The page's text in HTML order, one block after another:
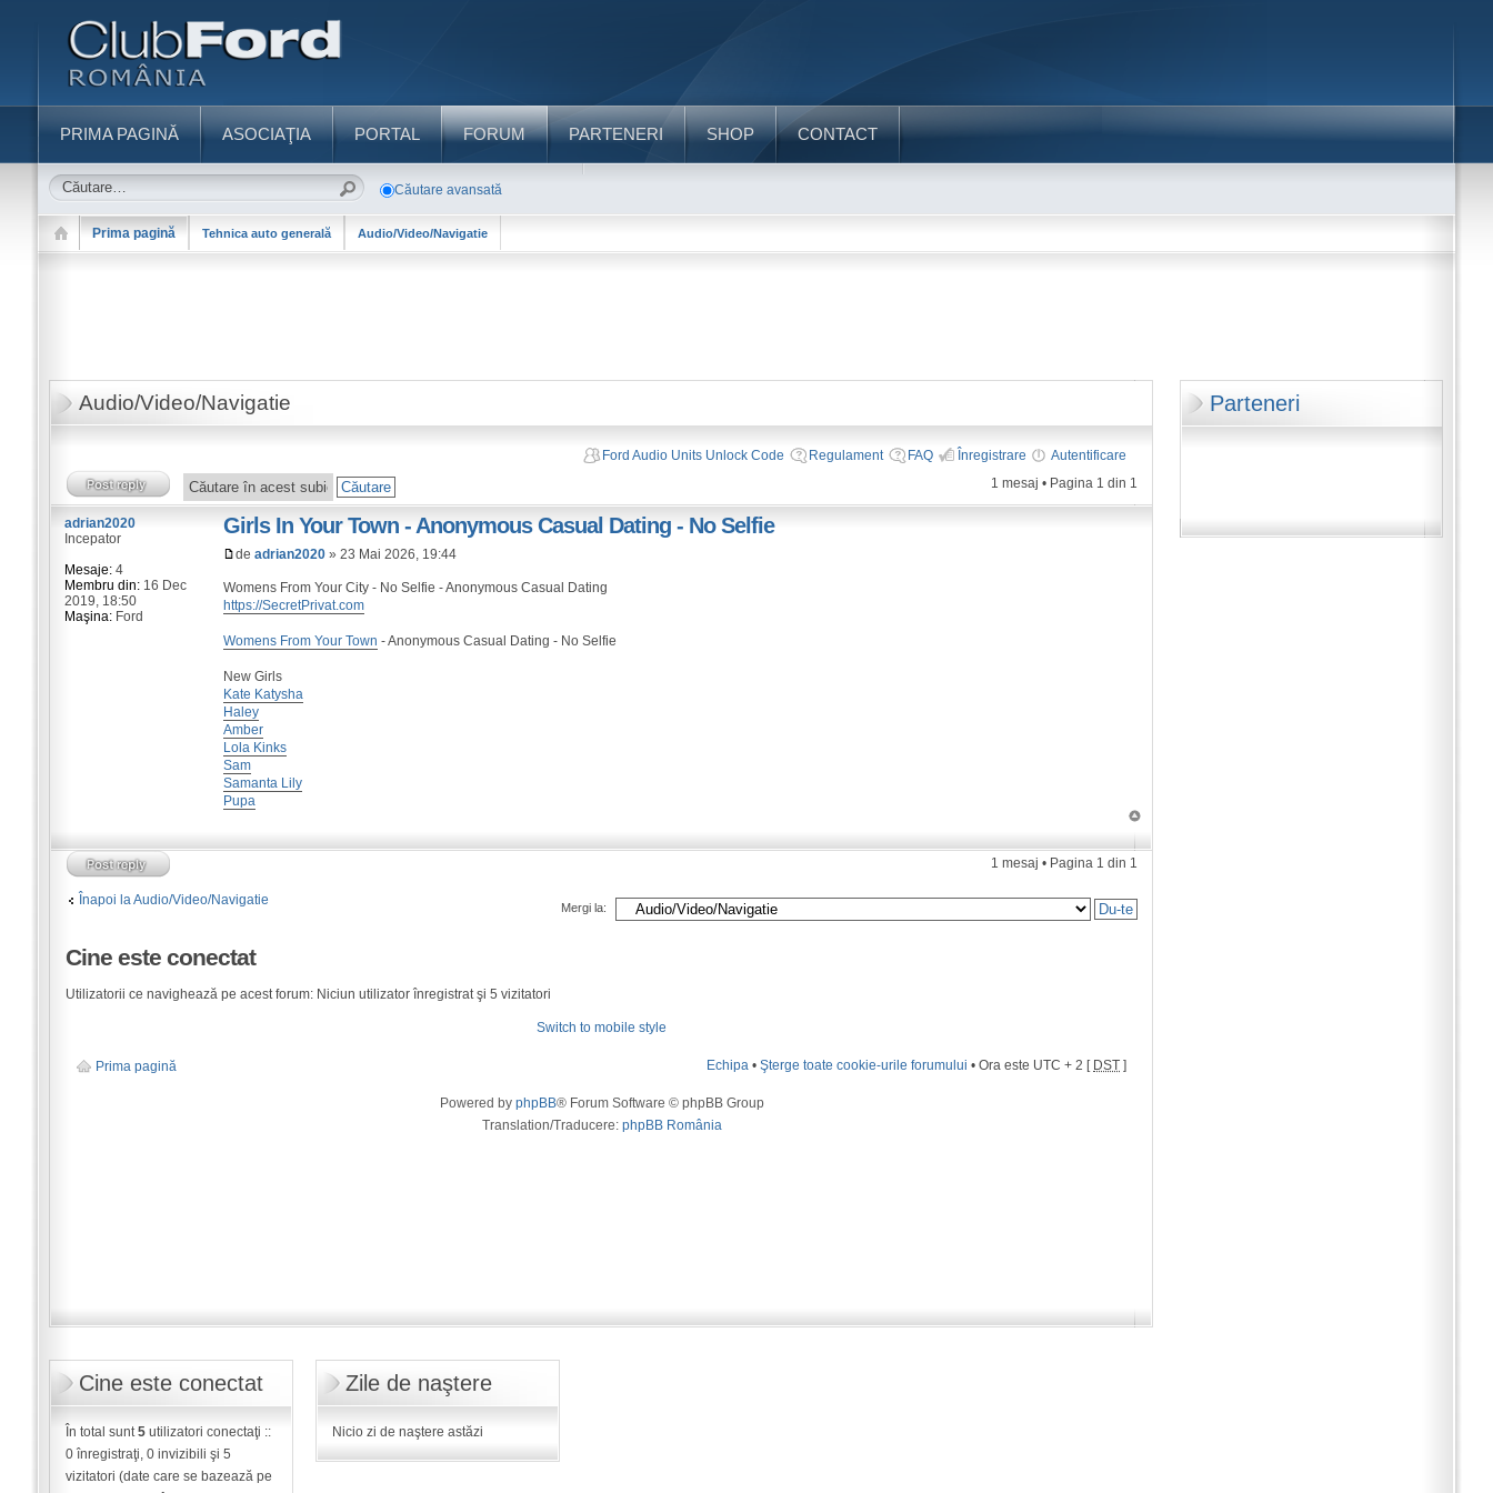
PRIMA PAGINĂ ASOCIAŢIA PORTAL FORUM PARTENERI SHOP CONTACT
Căutare avansată
Prima pagină Tehnica auto generală Audio/Video/Navigatie
Parteneri
Audio/Video/Navigatie
Ford Audio Units Unlock Code Regulament FAQ Înregistrare
Autentificare
1 mesaj • Pagina 1 din 1
Girls In Your Town - Anonymous Casual Dating - No Selfie
deadrian2020 » 23 Mai 2026, 19:44
Womens From Your City - No Selfie - Anonymous Casual Dating
https://SecretPrivat.com
Womens From Your Town - Anonymous Casual Dating - No Selfie
New Girls
Kate Katysha
Haley
Amber
Lola Kinks
Sam
Samanta Lily
Pupa
adrian2020
Incepator
Mesaje:4
Membru din:16 Dec
2019, 18:50
Maşina:Ford
1 mesaj • Pagina 1 din 1
Înapoi la Audio/Video/Navigatie
Mergi la:
Cine este conectat
Utilizatorii ce navighează pe acest forum: Niciun utilizator înregistrat şi 5 vizitatori
Switch to mobile style
Prima pagină Echipa •Şterge toate cookie-urile forumului • Ora este UTC + 2 [ DST ]
Powered by phpBB® Forum Software © phpBB Group
Translation/Traducere: phpBB România
Cine este conectat
În total sunt5utilizatori conectaţi ::
0 înregistraţi, 0 invizibili şi 5
vizitatori (date care se bazează pe
Zile de naştere
Nicio zi de naştere astăzi